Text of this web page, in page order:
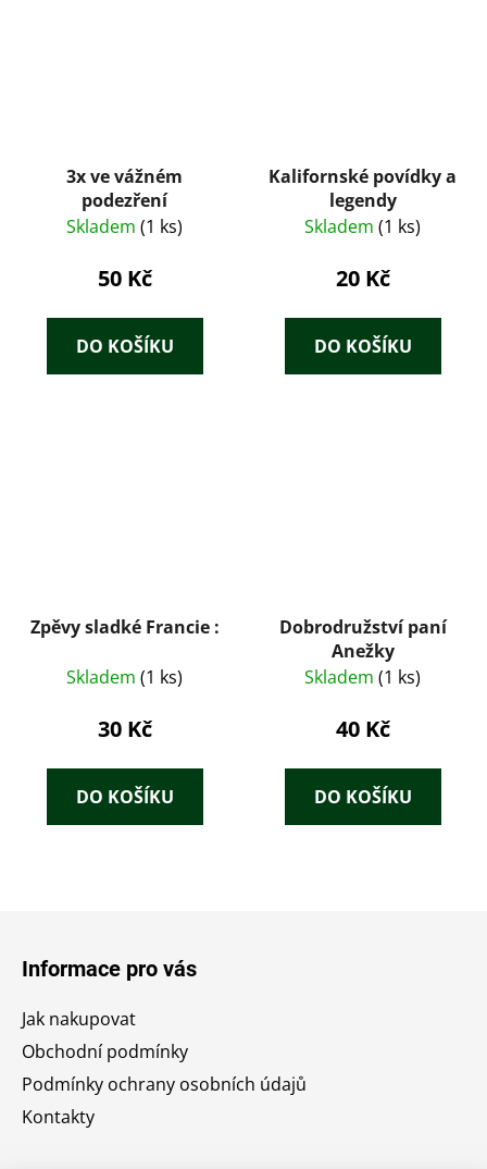
3x ve vážném
podezření
Skladem (1 ks)
50 Kč
DO KOŠÍKU
Kalifornské povídky a
legendy
Skladem (1 ks)
20 Kč
DO KOŠÍKU
Zpěvy sladké Francie :
Skladem (1 ks)
30 Kč
DO KOŠÍKU
Dobrodružství paní
Anežky
Skladem (1 ks)
40 Kč
DO KOŠÍKU
Informace pro vás
Jak nakupovat
Obchodní podmínky
Podmínky ochrany osobních údajů
Kontakty